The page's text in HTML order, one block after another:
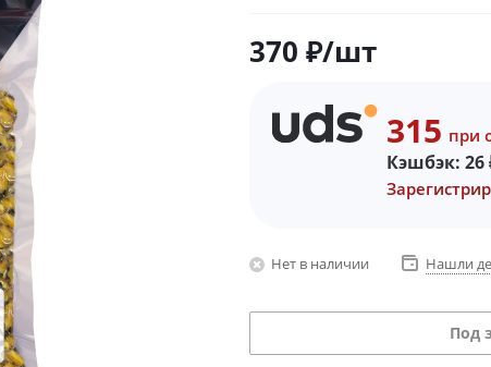
370 ₽/шт
315 при
Кэшбэк: 26
Нет в наличии Нашли
Под